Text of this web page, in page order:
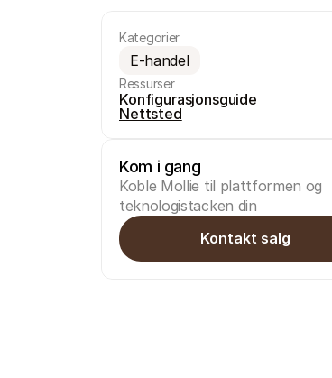
Kategorier
E-handel
Ressurser
Konfigurasjonsguide
Nettsted
Kom i gang
Koble Mollie til plattformen og
teknologistacken din
Kontakt salg